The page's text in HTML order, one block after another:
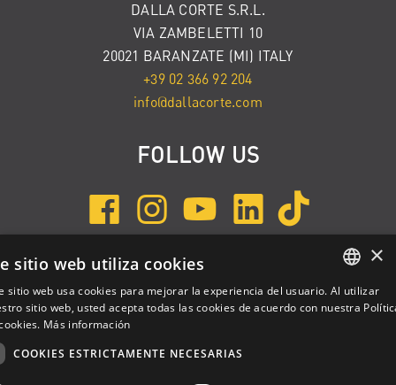
DALLA CORTE S.R.L.
VIA ZAMBELETTI 10
20021 BARANZATE (MI) ITALY
+39 02 366 92 204
info@dallacorte.com
FOLLOW US
INSCRÍBETE A NEWSLETTER
ENGLISH
×
sitio web utiliza cookies
sitio web usa cookies para mejorar la experiencia del usuario. Al utilizar
sitio web, usted acepta todas las cookies de acuerdo con nuestra
Más información
COOKIES ESTRICTAMENTE NECESARIAS